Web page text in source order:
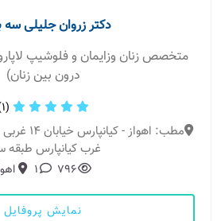
دکتر زروان جلیلی سه
متخصص زنان وزایمان و فلوشیپ
درون بین زنان)
(1)
مطب:
غرب کیانپارس طبقه
796
1
نمایش پروفایل